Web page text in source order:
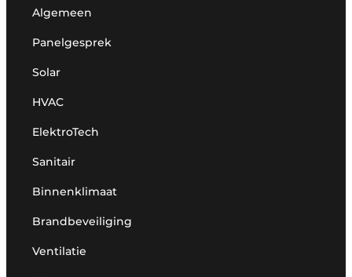
Algemeen
Panelgesprek
Solar
HVAC
ElektroTech
Sanitair
Binnenklimaat
Brandbeveiliging
Ventilatie